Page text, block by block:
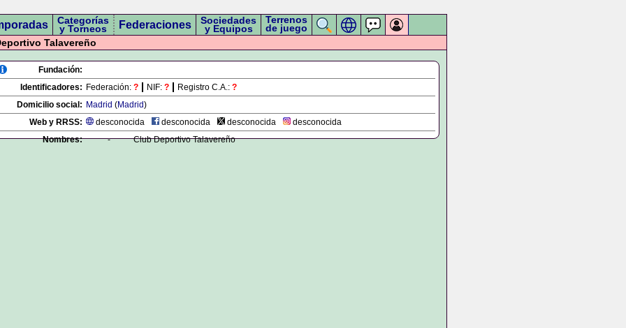
Categorías
y Torneos Federaciones Sociedades
y Equipos
Terrenos
de juego
Talavereño
Fundación:
Identificadores: Federación: ? NIF: ? Registro C.A.: ?
Domicilio social: Madrid (Madrid)
Web y RRSS:
desconocida desconocida desconocida
desconocida
Nombres:
- Club Deportivo Talavereño